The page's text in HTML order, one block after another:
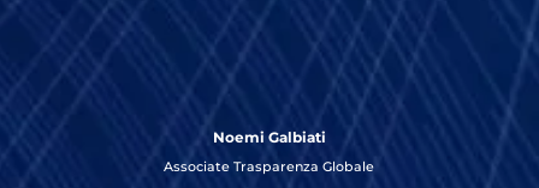
Noemi Galbiati
Associate Trasparenza Globale